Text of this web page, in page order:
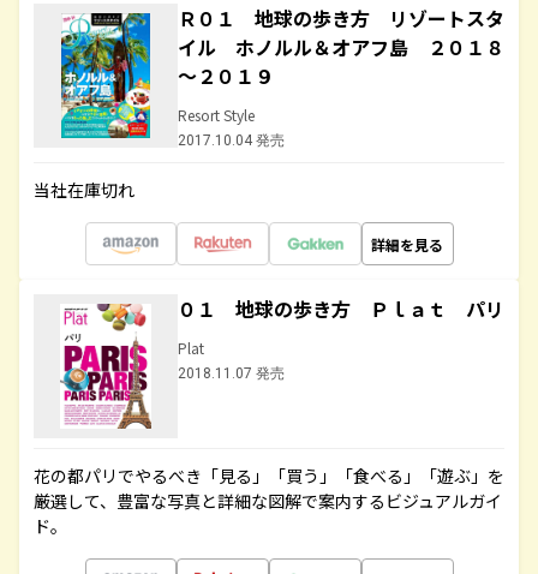
Ｒ０１ 地球の歩き方 リゾートスタ
イル ホノルル＆オアフ島 ２０１８
～２０１９
Resort Style
2017.10.04 発売
当社在庫切れ
詳細を見る
０１ 地球の歩き方 Ｐｌａｔ パリ
Plat
2018.11.07 発売
花の都パリでやるべき「見る」「買う」「食べる」「遊ぶ」を
厳選して、豊富な写真と詳細な図解で案内するビジュアルガイ
ド。